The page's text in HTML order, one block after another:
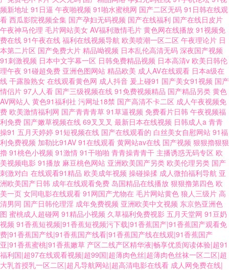
频新地址 91日逼 午夜啪视频 91啪水蜜桃网 国产二区无码 91日韩在线观
看 西瓜影院视频全集 国产孕妇无码视频 国产在线福利 国产在线日皮片
午夜神马伦理 毛片网站美女 AV福利激情毛片 黄色网在线播放 91视频免
费在线 91午夜在线 福利在线视频导航 欧美喷潮一区二区 午夜理论片 日
本第二片区 国产免费大片 精品呦视频 日本乱伦高清无码 深夜国产视频
91刺激视频 日本中文字幕一区 日韩免费精品视频 日本高清v 欧美日韩伦
理午夜 91碰超免费 亚洲色图网站 精品欧美 成人AV在线观看 日本a级在
线 干露脸熟女 在线观看黄色网 成人抖音 爰上碰91 国产美女91视频 国产
情侣片 97人人看 国产三级视频在线 91免费视频精品 国产精品另类 黄色
AV网站人 黄色91福利社 污网址18禁 国产高清不卡二区 成人午夜视频免
费 欧美激情福利网 国产青青青草 91草逼视频 免费看片日韩 午夜视频福
利免费 国产嫩草视频在线 69叉叉叉 最新日本在线视频 日韩成人a 青青
操91 五月天婷婷 91短视频在线 国产在线观看的 白丝美女自慰网站 91福
利免费视频 加勒比91AV 91在线观看 黄网站av在线 国产视频 狠狠擼狠狠
擼 91桃色小视频 91激情 91干啪啪 青青操青青干 主播诱惑无码专区 欧
美视频电影 91播放 麻豆桃色网站 亚洲欧美国产另类 欧美伦理另类 国产
刺激对白 在线观看91精品 欧美成年视频 操碰操揉 成人微拍福利导航 亚
洲欧美国产日韩 成年在线观看免费 岛国精品在线播放 狠狠撸第四色 欧
美一页 女同电影在线观看 91网国产尤物在 毛片网站黄色 狼人三级片 高
清男同 国产日韩伦理淫 成年免费视频 亚洲欧美中文视频 东京热亚洲色
图 蜜桃成人超碰网 91精品小视频 久草福利免费视影 五月天堂网 91豆奶
视频 91香蕉短视频|91香蕉短视频污下载|91香蕉国产|91香蕉国产观看免
费|91香蕉国产线|91香蕉国产线看|91香蕉国产线在线观|91香蕉国产
亚|91香蕉蜜桃|91香蕉嫩草 产区二线产区精华液|畅享优质阅读体验|超91
福利国|超97在线观看视频|超99国|超薄肉色丝|超薄肉色丝袜一区二区|超
大乳首授乳一区二区|超凡导航网站|超高清电影在线看 成人网免费在线|